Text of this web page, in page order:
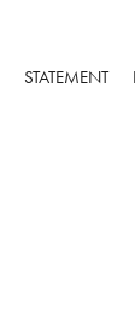
STATEMENT